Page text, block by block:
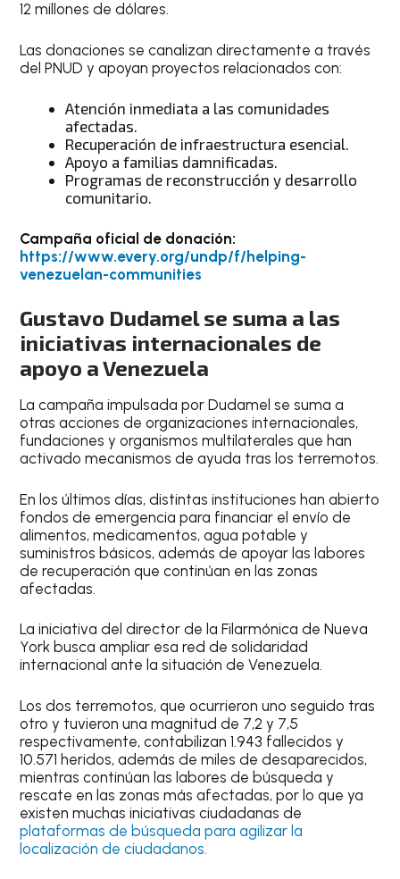
12 millones de dólares.
Las donaciones se canalizan directamente a través
del PNUD y apoyan proyectos relacionados con:
Atención inmediata a las comunidades
afectadas.
Recuperación de infraestructura esencial.
Apoyo a familias damnificadas.
Programas de reconstrucción y desarrollo
comunitario.
Campaña oficial de donación:
https://www.every.org/undp/f/helping-
venezuelan-communities
Gustavo Dudamel se suma a las
iniciativas internacionales de
apoyo a Venezuela
La campaña impulsada por Dudamel se suma a
otras acciones de organizaciones internacionales,
fundaciones y organismos multilaterales que han
activado mecanismos de ayuda tras los terremotos.
En los últimos días, distintas instituciones han abierto
fondos de emergencia para financiar el envío de
alimentos, medicamentos, agua potable y
suministros básicos, además de apoyar las labores
de recuperación que continúan en las zonas
afectadas.
La iniciativa del director de la Filarmónica de Nueva
York busca ampliar esa red de solidaridad
internacional ante la situación de Venezuela.
Los dos terremotos, que ocurrieron uno seguido tras
otro y tuvieron una magnitud de 7,2 y 7,5
respectivamente, contabilizan 1.943 fallecidos y
10.571 heridos, además de miles de desaparecidos,
mientras continúan las labores de búsqueda y
rescate en las zonas más afectadas, por lo que ya
existen muchas iniciativas ciudadanas de
plataformas de búsqueda para agilizar la
localización de ciudadanos.